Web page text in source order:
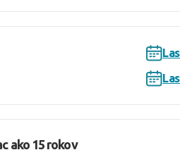
stravovania s
ako 15 rokov